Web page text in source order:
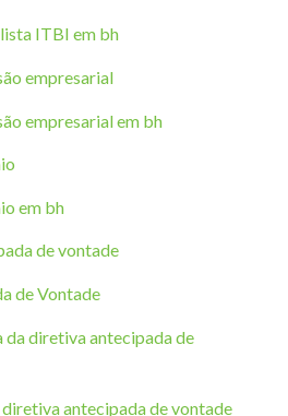
ITBI em bh
empresarial
empresarial em bh
em bh
de vontade
de Vontade
diretiva antecipada de
antecipada de vontade